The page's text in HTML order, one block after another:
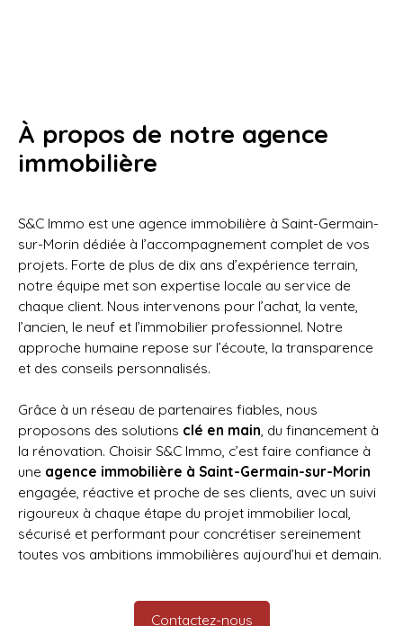
À propos de notre agence
immobilière
S&C Immo est une agence immobilière à Saint-Germain-
sur-Morin dédiée à l’accompagnement complet de vos
projets. Forte de plus de dix ans d’expérience terrain,
notre équipe met son expertise locale au service de
chaque client. Nous intervenons pour l’achat, la vente,
l’ancien, le neuf et l’immobilier professionnel. Notre
approche humaine repose sur l’écoute, la transparence
et des conseils personnalisés.
Grâce à un réseau de partenaires fiables, nous
proposons des solutions clé en main, du financement à
la rénovation. Choisir S&C Immo, c’est faire confiance à
une agence immobilière à Saint-Germain-sur-Morin
engagée, réactive et proche de ses clients, avec un suivi
rigoureux à chaque étape du projet immobilier local,
sécurisé et performant pour concrétiser sereinement
toutes vos ambitions immobilières aujourd’hui et demain.
Contactez-nous